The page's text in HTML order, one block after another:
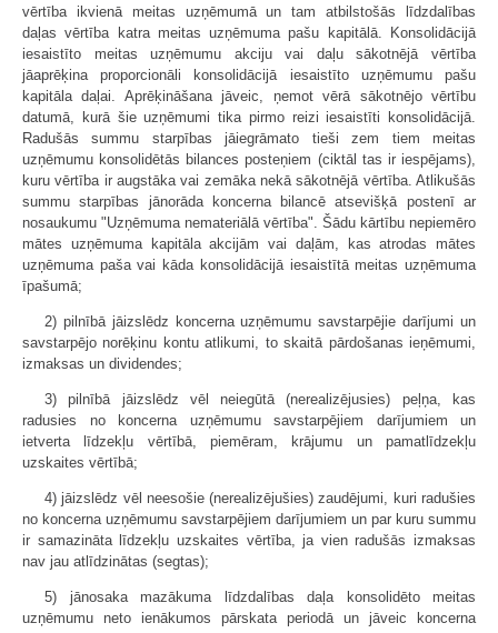
vērtība ikvienā meitas uzņēmumā un tam atbilstošās līdzdalības
daļas vērtība katra meitas uzņēmuma pašu kapitālā. Konsolidācijā
iesaistīto meitas uzņēmumu akciju vai daļu sākotnējā vērtība
jāaprēķina proporcionāli konsolidācijā iesaistīto uzņēmumu pašu
kapitāla daļai. Aprēķināšana jāveic, ņemot vērā sākotnējo vērtību
datumā, kurā šie uzņēmumi tika pirmo reizi iesaistīti konsolidācijā.
Radušās summu starpības jāiegrāmato tieši zem tiem meitas
uzņēmumu konsolidētās bilances posteņiem (ciktāl tas ir iespējams),
kuru vērtība ir augstāka vai zemāka nekā sākotnējā vērtība. Atlikušās
summu starpības jānorāda koncerna bilancē atsevišķā postenī ar
nosaukumu "Uzņēmuma nemateriālā vērtība". Šādu kārtību nepiemēro
mātes uzņēmuma kapitāla akcijām vai daļām, kas atrodas mātes
uzņēmuma paša vai kāda konsolidācijā iesaistītā meitas uzņēmuma
īpašumā;
2) pilnībā jāizslēdz koncerna uzņēmumu savstarpējie darījumi un
savstarpējo norēķinu kontu atlikumi, to skaitā pārdošanas ieņēmumi,
izmaksas un dividendes;
3) pilnībā jāizslēdz vēl neiegūtā (nerealizējusies) peļņa, kas
radusies no koncerna uzņēmumu savstarpējiem darījumiem un
ietverta līdzekļu vērtībā, piemēram, krājumu un pamatlīdzekļu
uzskaites vērtībā;
4) jāizslēdz vēl neesošie (nerealizējušies) zaudējumi, kuri radušies
no koncerna uzņēmumu savstarpējiem darījumiem un par kuru summu
ir samazināta līdzekļu uzskaites vērtība, ja vien radušās izmaksas
nav jau atlīdzinātas (segtas);
5) jānosaka mazākuma līdzdalības daļa konsolidēto meitas
uzņēmumu neto ienākumos pārskata periodā un jāveic koncerna